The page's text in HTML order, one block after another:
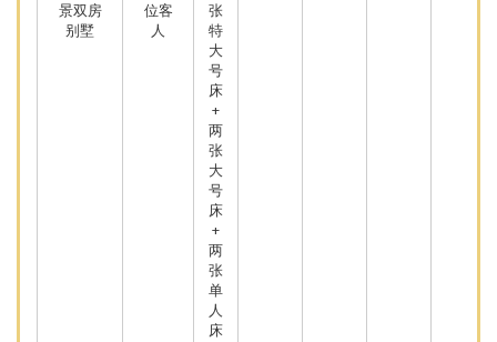
景双房
别墅
位客
人
张
特
大
号
床
+
两
张
大
号
床
+
两
张
单
人
床